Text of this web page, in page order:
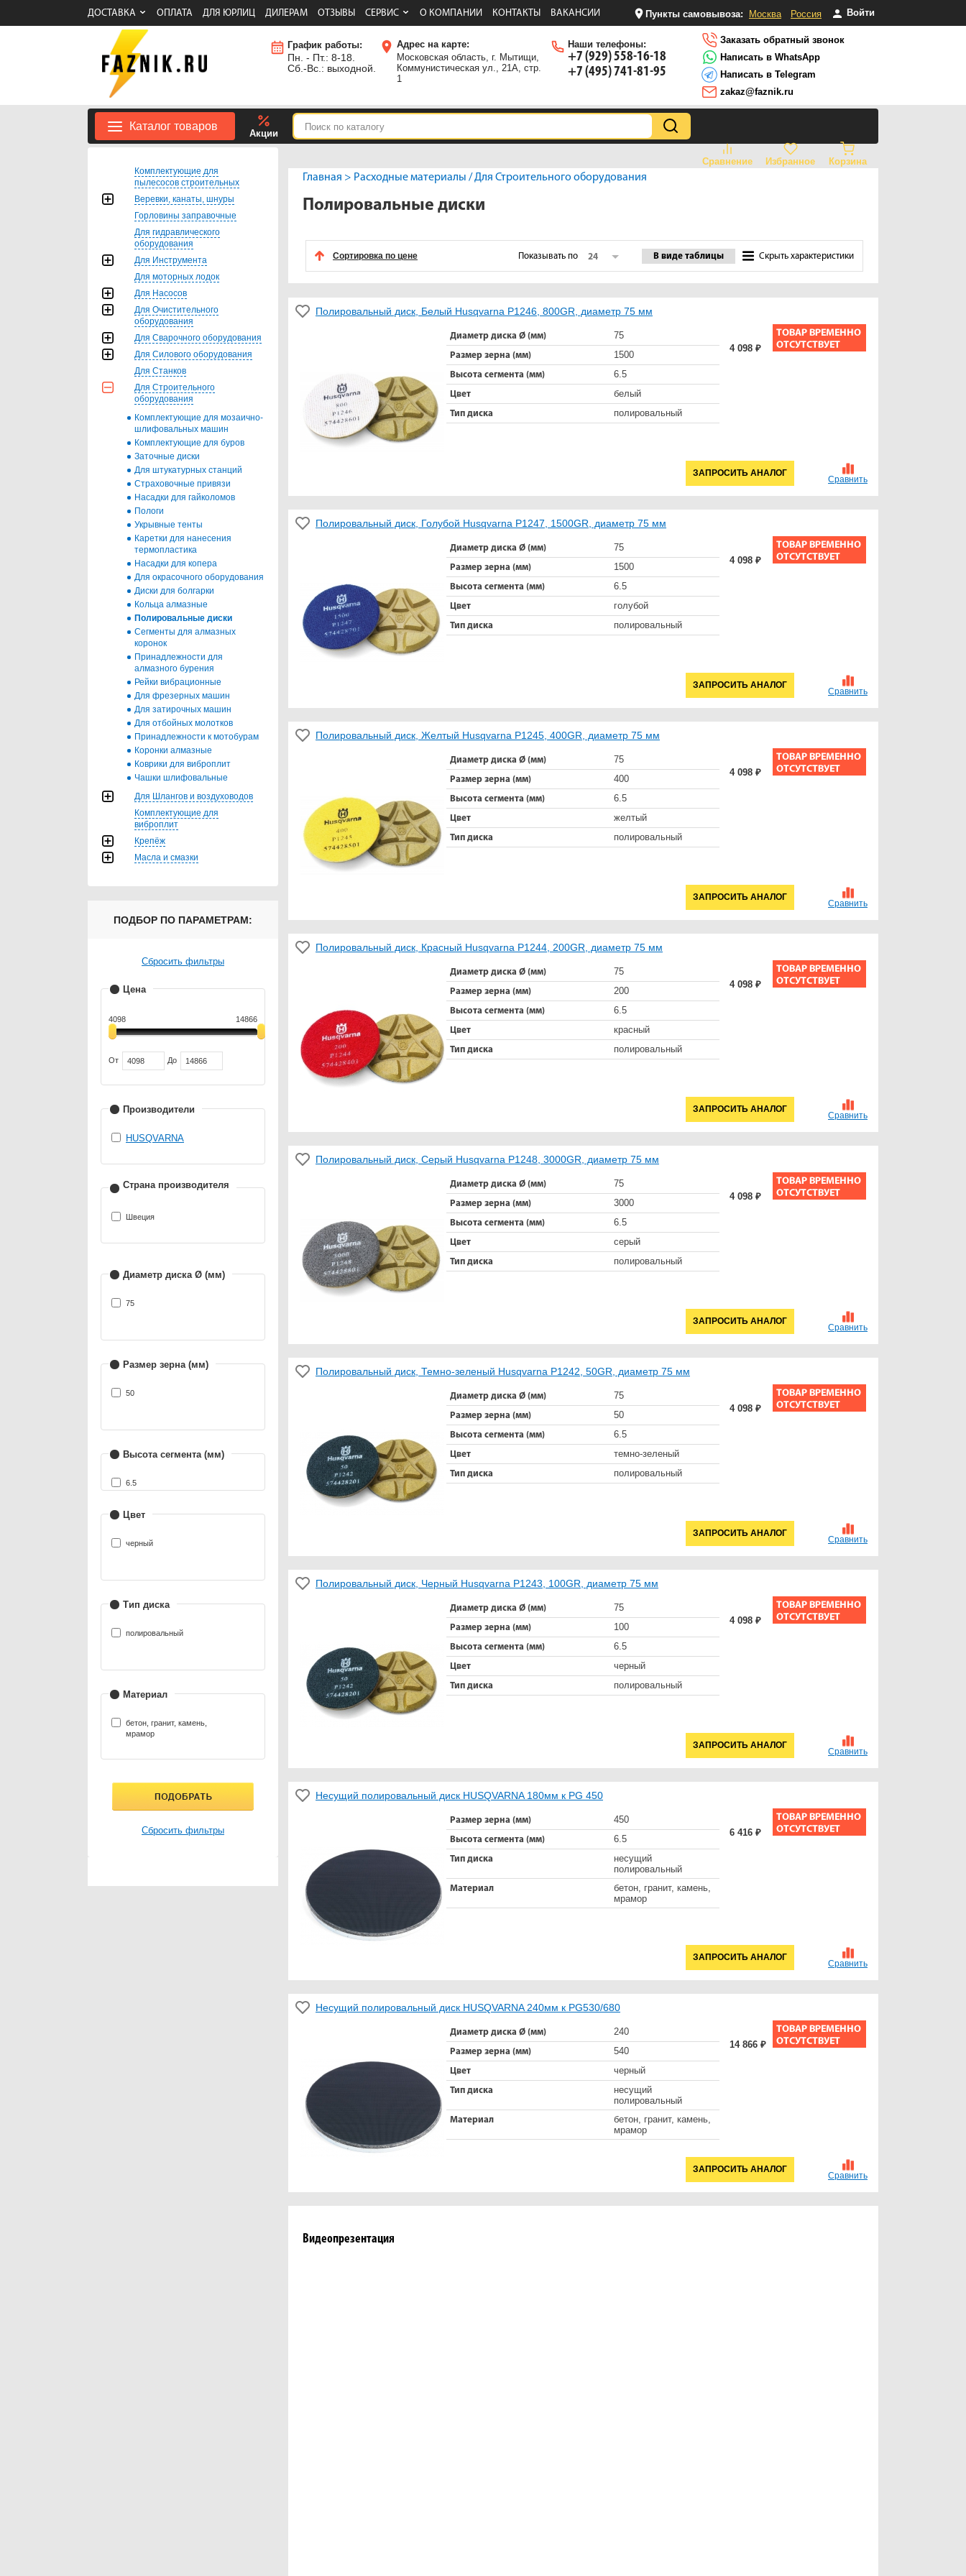
ДОСТАВКА ОПЛАТА ДЛЯ ЮРЛИЦ ДИЛЕРАМ ОТЗЫВЫ СЕРВИС О КОМПАНИИ КОНТАКТЫ ВАКАНСИИ Пункты самовывоза: Москва Россия Войти
График работы:
Пн. - Пт.: 8-18.
Сб.-Вс.: выходной.
Адрес на карте:
Московская область, г. Мытищи,
Коммунистическая ул., 21А, стр.
1
Наши телефоны:
+7 (929) 558-16-18
+7 (495) 741-81-95
Заказать обратный звонок
Написать в WhatsApp
Написать в Telegram
zakaz@faznik.ru
Каталог товаров
Акции
Сравнение Избранное Корзина
Комплектующие для
пылесосов строительных
Веревки, канаты, шнуры
Горловины заправочные
Для гидравлического
оборудования
Для Инструмента
Для моторных лодок
Для Насосов
Для Очистительного
оборудования
Для Сварочного оборудования
Для Силового оборудования
Для Станков
Для Строительного
оборудования
Комплектующие для мозаично-
шлифовальных машин
Комплектующие для буров
Заточные диски
Для штукатурных станций
Страховочные привязи
Насадки для гайколомов
Пологи
Укрывные тенты
Каретки для нанесения
термопластика
Насадки для копера
Для окрасочного оборудования
Диски для болгарки
Кольца алмазные
Полировальные диски
Сегменты для алмазных
коронок
Принадлежности для
алмазного бурения
Рейки вибрационные
Для фрезерных машин
Для затирочных машин
Для отбойных молотков
Принадлежности к мотобурам
Коронки алмазные
Коврики для виброплит
Чашки шлифовальные
Для Шлангов и воздуховодов
Комплектующие для
виброплит
Крепёж
Масла и смазки
ПОДБОР ПО ПАРАМЕТРАМ:
Сбросить фильтры
Цена
4098 14866
От До
Производители
HUSQVARNA
Страна производителя
Швеция
Диаметр диска Ø (мм)
75
Размер зерна (мм)
50
Высота сегмента (мм)
6.5
Цвет
черный
Тип диска
полировальный
Материал
бетон, гранит, камень,
мрамор
Сбросить фильтры
Главная > Расходные материалы /Для Строительного оборудования
Полировальные диски
Сортировка по цене Скрыть характеристики
В виде таблицы
Показывать по 24
Сравнить
Полировальный диск, Белый Husqvarna Р1246, 800GR, диаметр 75 мм
Диаметр диска Ø (мм) 75
Размер зерна (мм) 1500
Высота сегмента (мм) 6.5
Цвет белый
Тип диска полировальный
4 098 ₽
ЗАПРОСИТЬ АНАЛОГ
Сравнить
Полировальный диск, Голубой Husqvarna Р1247, 1500GR, диаметр 75 мм
Диаметр диска Ø (мм) 75
Размер зерна (мм) 1500
Высота сегмента (мм) 6.5
Цвет голубой
Тип диска полировальный
4 098 ₽
ЗАПРОСИТЬ АНАЛОГ
Сравнить
Полировальный диск, Желтый Husqvarna Р1245, 400GR, диаметр 75 мм
Диаметр диска Ø (мм) 75
Размер зерна (мм) 400
Высота сегмента (мм) 6.5
Цвет желтый
Тип диска полировальный
4 098 ₽
ЗАПРОСИТЬ АНАЛОГ
Сравнить
Полировальный диск, Красный Husqvarna Р1244, 200GR, диаметр 75 мм
Диаметр диска Ø (мм) 75
Размер зерна (мм) 200
Высота сегмента (мм) 6.5
Цвет красный
Тип диска полировальный
4 098 ₽
ЗАПРОСИТЬ АНАЛОГ
Сравнить
Полировальный диск, Серый Husqvarna Р1248, 3000GR, диаметр 75 мм
Диаметр диска Ø (мм) 75
Размер зерна (мм) 3000
Высота сегмента (мм) 6.5
Цвет серый
Тип диска полировальный
4 098 ₽
ЗАПРОСИТЬ АНАЛОГ
Сравнить
Полировальный диск, Темно-зеленый Husqvarna Р1242, 50GR, диаметр 75 мм
Диаметр диска Ø (мм) 75
Размер зерна (мм) 50
Высота сегмента (мм) 6.5
Цвет темно-зеленый
Тип диска полировальный
4 098 ₽
ЗАПРОСИТЬ АНАЛОГ
Сравнить
Полировальный диск, Черный Husqvarna Р1243, 100GR, диаметр 75 мм
Диаметр диска Ø (мм) 75
Размер зерна (мм) 100
Высота сегмента (мм) 6.5
Цвет черный
Тип диска полировальный
4 098 ₽
ЗАПРОСИТЬ АНАЛОГ
Сравнить
Несущий полировальный диск HUSQVARNA 180мм к PG 450
Размер зерна (мм) 450
Высота сегмента (мм) 6.5
Тип диска
несущий
полировальный
Материал
бетон, гранит, камень,
мрамор
6 416 ₽
ЗАПРОСИТЬ АНАЛОГ
Сравнить
Несущий полировальный диск HUSQVARNA 240мм к PG530/680
Диаметр диска Ø (мм) 240
Размер зерна (мм) 540
Цвет черный
Тип диска
несущий
полировальный
Материал
бетон, гранит, камень,
мрамор
14 866 ₽
ЗАПРОСИТЬ АНАЛОГ
Видеопрезентация